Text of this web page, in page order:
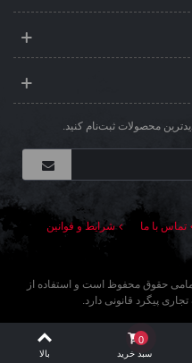
محصولات ثبت‌نام کنید.
تماس با ما
شرایط و قوانین
حقوق محفوظ است و استفاده از
پیگرد قانونی دارد.
سبد خرید
0
بالا